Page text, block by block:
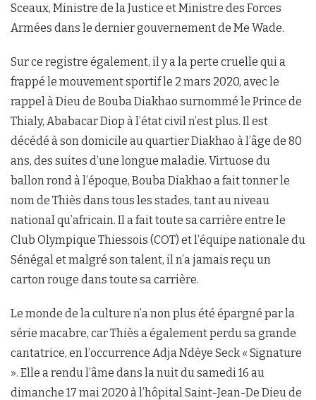
Sceaux, Ministre de la Justice et Ministre des Forces
Armées dans le dernier gouvernement de Me Wade.
Sur ce registre également, il y a la perte cruelle qui a
frappé le mouvement sportif le 2 mars 2020, avec le
rappel à Dieu de Bouba Diakhao surnommé le Prince de
Thialy, Ababacar Diop à l’état civil n’est plus. Il est
décédé à son domicile au quartier Diakhao à l’âge de 80
ans, des suites d’une longue maladie. Virtuose du
ballon rond à l’époque, Bouba Diakhao a fait tonner le
nom de Thiès dans tous les stades, tant au niveau
national qu’africain. Il a fait toute sa carrière entre le
Club Olympique Thiessois (COT) et l’équipe nationale du
Sénégal et malgré son talent, il n’a jamais reçu un
carton rouge dans toute sa carrière.
Le monde de la culture n’a non plus été épargné par la
série macabre, car Thiès a également perdu sa grande
cantatrice, en l’occurrence Adja Ndèye Seck « Signature
». Elle a rendu l’âme dans la nuit du samedi 16 au
dimanche 17 mai 2020 à l’hôpital Saint-Jean-De Dieu de